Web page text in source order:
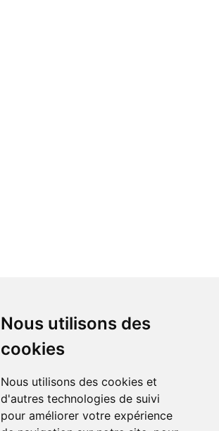
Nous utilisons des
cookies
Nous utilisons des cookies et
d'autres technologies de suivi
pour améliorer votre expérience